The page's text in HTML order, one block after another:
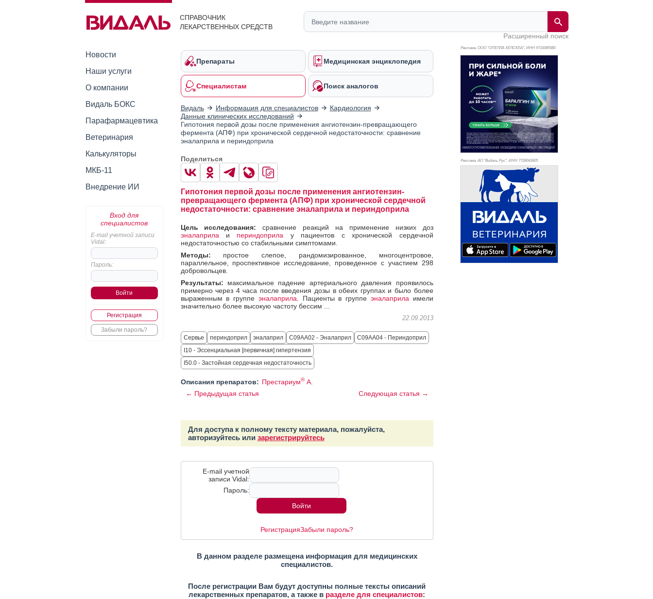
СПРАВОЧНИК
ЛЕКАРСТВЕННЫХ СРЕДСТВ
Расширенный поиск
Новости
Наши услуги
О компании
Видаль БОКС
Парафармацевтика
Ветеринария
Калькуляторы
МКБ-11
Внедрение ИИ
Вход для
специалистов
E-mail учетной записи
Vidal:
Пароль:
Регистрация
Забыли пароль?
Препараты Медицинская энциклопедия
Специалистам Поиск аналогов
Видаль Информация для специалистов
Кардиология
Данные клинических исследований
Гипотония первой дозы после применения ангиотензин-превращающего
фермента (АПФ) при хронической сердечной недостаточности: сравнение
эналаприла и периндоприла
Поделиться
Гипотония первой дозы после применения ангиотензин-
превращающего фермента (АПФ) при хронической сердечной
недостаточности: сравнение эналаприла и периндоприла
Цель исследования: сравнение реакций на применение низких доз
эналаприла и периндоприла у пациентов с хронической сердечной
недостаточностью со стабильными симптомами.
Методы: простое слепое, рандомизированное, многоцентровое,
параллельное, проспективное исследование, проведенное с участием 298
добровольцев.
Результаты: максимальное падение артериального давления проявилось
примерно через 4 часа после введения дозы в обеих группах и было более
выраженным в группе эналаприла . Пациенты в группе эналаприла имели
значительно более высокую частоту бессим ...
22.09.2013
Сервье периндоприл эналаприл C09AA02 - Эналаприл
C09AA04 - Периндоприл
I10 - Эссенциальная [первичная] гипертензия
I50.0 - Застойная сердечная недостаточность
Описания препаратов: Престариум®А.
← Предыдущая статья
Следующая статья →
Для доступа к полному тексту материала, пожалуйста,
авторизуйтесь или зарегистрируйтесь
E-mail учетной
записи Vidal:
Пароль:
РегистрацияЗабыли пароль?
В данном разделе размещена информация для медицинских
специалистов.
После регистрации Вам будут доступны полные тексты описаний
лекарственных препаратов, а также в разделе для специалистов:
Реклама. ООО "ОПЕЛЛА ХЕЛСКЕА", ИНН 9710085580
Реклама. АО "Видаль Рус", ИНН 7728043605